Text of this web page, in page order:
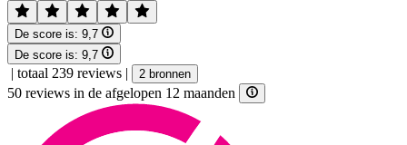
De score is: 9,7
De score is: 9,7
| totaal 239 reviews | 2 bronnen
50 reviews in de afgelopen 12 maanden